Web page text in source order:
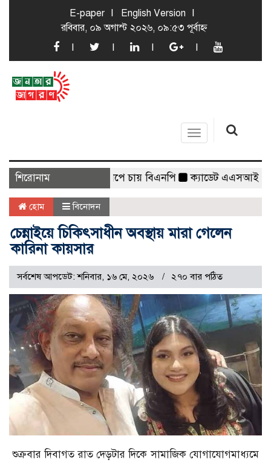
E-paper
English Version
রবিবার, ০৯ অগাস্ট ২০২৬, ০৯:৫৩ পূর্বাহ্ন
Toggle
navigation
শিরোনাম
সরকার নির্বাচন পাঁচ ধাপে চায় বিএনপি ক্যাডেট এএসআই নিয়োগে
হোম বিনোদন
চেন্নাইয়ে চিকিৎসাধীন অবস্থায় মারা গেলেন
কারিনা কায়সার
সর্বশেষ আপডেট: শনিবার, ১৬ মে, ২০২৬ ২৭০ বার পঠিত
শুক্রবার দিবাগত রাত দেড়টার দিকে সামাজিক যোগাযোগমাধ্যমে